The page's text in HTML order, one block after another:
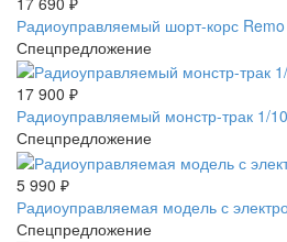
Радиоуправляемый шорт-корс
Спецпредложение
17 900 ₽
Радиоуправляемый монстр-трак 1/
Спецпредложение
5 990 ₽
Радиоуправляемая модель с
Спецпредложение